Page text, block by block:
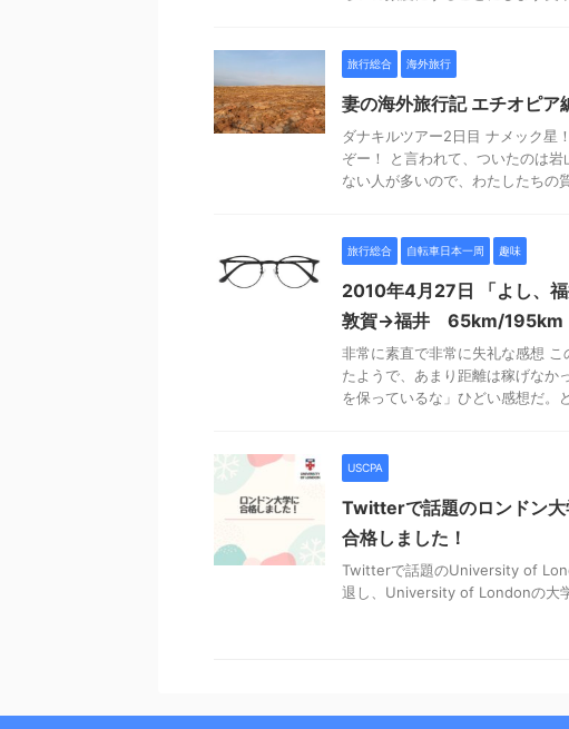
旅行総合 海外旅行
妻の海外旅行記 エチオピ
ダナキルツアー2日目 ナメック星
ぞー！ と言われて、ついたのは
ない人が多いので、わたしたちの
旅行総合 自転車日本一周 趣味
2010年4月27日 「よし、福
敦賀→福井 65km/195km
非常に素直で非常に失礼な感想
たようで、あまり距離は稼げなか
を保っているな」ひどい感想だ。
USCPA
Twitterで話題のロンドン
合格しました！
Twitterで話題のUniversity of
退し、University of Londonの大